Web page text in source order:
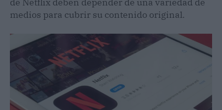
de Netflix deben depender de una variedad de
medios para cubrir su contenido original.